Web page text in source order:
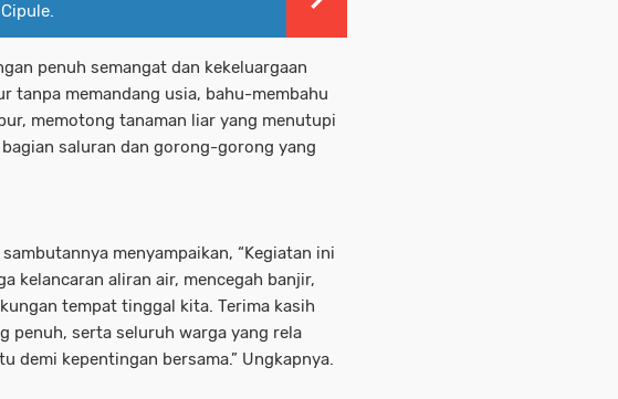
penuh semangat dan kekeluargaan
tanpa memandang usia, bahu-membahu
memotong tanaman liar yang menutupi
saluran dan gorong-gorong yang
menyampaikan, “Kegiatan ini
kelancaran aliran air, mencegah banjir,
tempat tinggal kita. Terima kasih
penuh, serta seluruh warga yang rela
demi kepentingan bersama.” Ungkapnya.